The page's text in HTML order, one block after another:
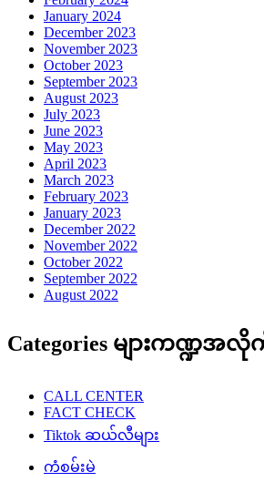
January 2024
December 2023
November 2023
October 2023
September 2023
August 2023
July 2023
June 2023
May 2023
April 2023
March 2023
February 2023
January 2023
December 2022
November 2022
October 2022
September 2022
August 2022
Categories များကဏ္ဍအ
CALL CENTER
FACT CHECK
Tiktok ဆယ်လီများ
ကံစမ်းမဲ